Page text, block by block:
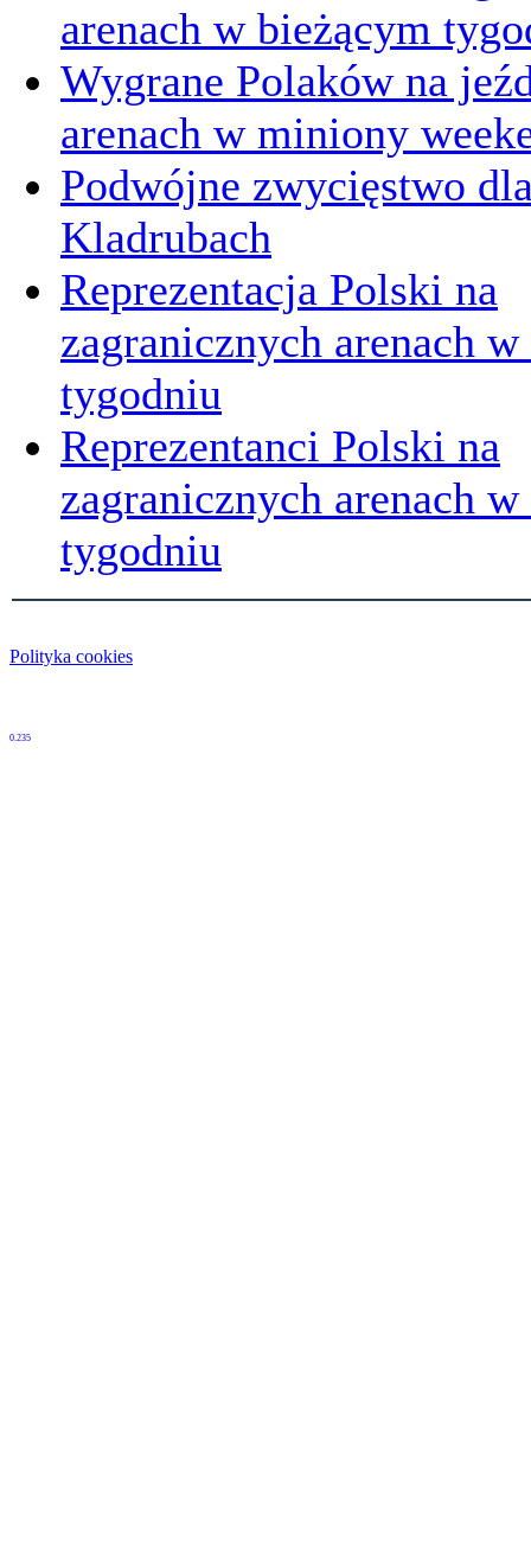
arenach w bieżącym
Wygrane Polaków na
arenach w miniony
Podwójne zwycięstwo
Kladrubach
Reprezentacja Polski na
zagranicznych arenach
tygodniu
Reprezentanci Polski na
zagranicznych arenach
tygodniu
Polityka cookies
0.235